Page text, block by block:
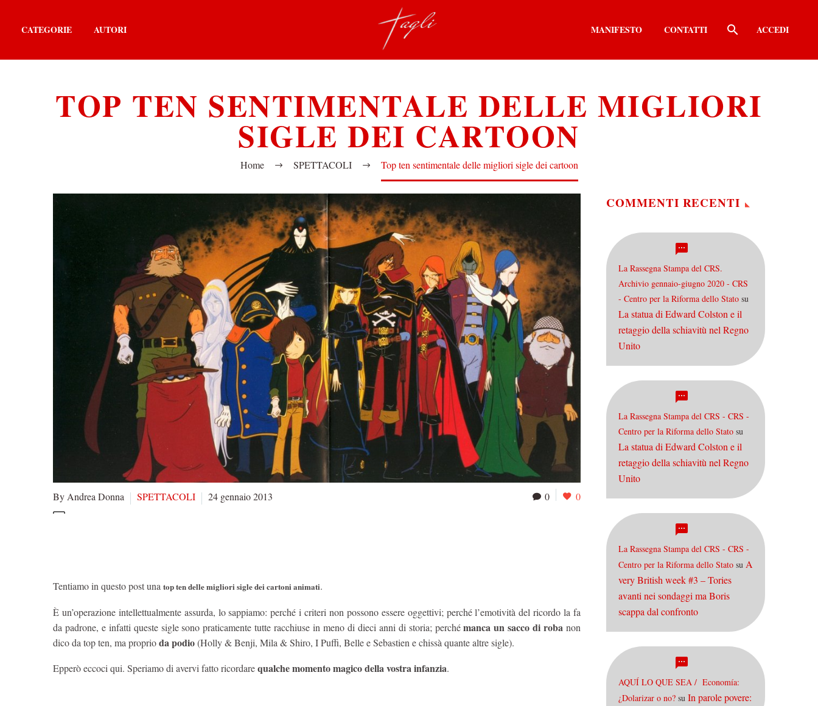
CATEGORIE AUTORI MANIFESTO CONTATTI ACCEDI
TOP TEN SENTIMENTALE DELLE MIGLIORI
SIGLE DEI CARTOON
Home SPETTACOLI Top ten sentimentale delle migliori sigle dei cartoon
0 0
By Andrea Donna SPETTACOLI 24 gennaio 2013
Tentiamo in questo post una top ten delle migliori sigle dei cartoni animati.
È un’operazione intellettualmente assurda, lo sappiamo: perché i criteri non possono essere oggettivi; perché l’emotività del ricordo la fa
da padrone, e infatti queste sigle sono praticamente tutte racchiuse in meno di dieci anni di storia; perchémanca un sacco di roba non
dico da top ten, ma proprioda podio(Holly & Benji, Mila & Shiro, I Puffi, Belle e Sebastien e chissà quante altre sigle).
Epperò eccoci qui. Speriamo di avervi fatto ricordarequalche momento magico della vostra infanzia.
COMMENTI RECENTI
La Rassegna Stampa del CRS.
Archivio gennaio-giugno 2020 - CRS
- Centro per la Riforma dello Stato su
La statua di Edward Colston e il
retaggio della schiavitù nel Regno
Unito
La Rassegna Stampa del CRS - CRS -
Centro per la Riforma dello Stato su
La statua di Edward Colston e il
retaggio della schiavitù nel Regno
Unito
La Rassegna Stampa del CRS - CRS -
Centro per la Riforma dello Stato su A
very British week #3 – Tories
avanti nei sondaggi ma Boris
scappa dal confronto
AQUÍ LO QUE SEA / Economía:
¿Dolarizar o no? su In parole povere: